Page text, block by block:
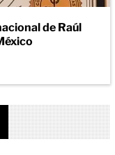
de Raúl